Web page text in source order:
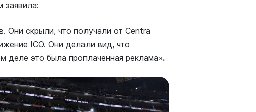
заявила:
Они скрыли, что получали от Centra
ICO. Они делали вид, что
деле это была проплаченная реклама».